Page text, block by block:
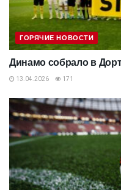
ГОРЯЧИЕ НОВОСТИ
Динамо собрало в
13.04.2026 171